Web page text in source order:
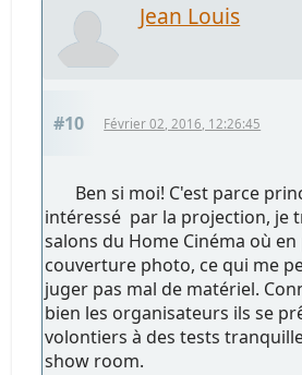
Jean Louis
#10 Février 02, 2016, 12:26:45
Ben si moi! C'est parce
intéressé par la projection, je
salons du Home Cinéma où
couverture photo, ce qui me
juger pas mal de matériel.
bien les organisateurs ils se
volontiers à des tests
show room.